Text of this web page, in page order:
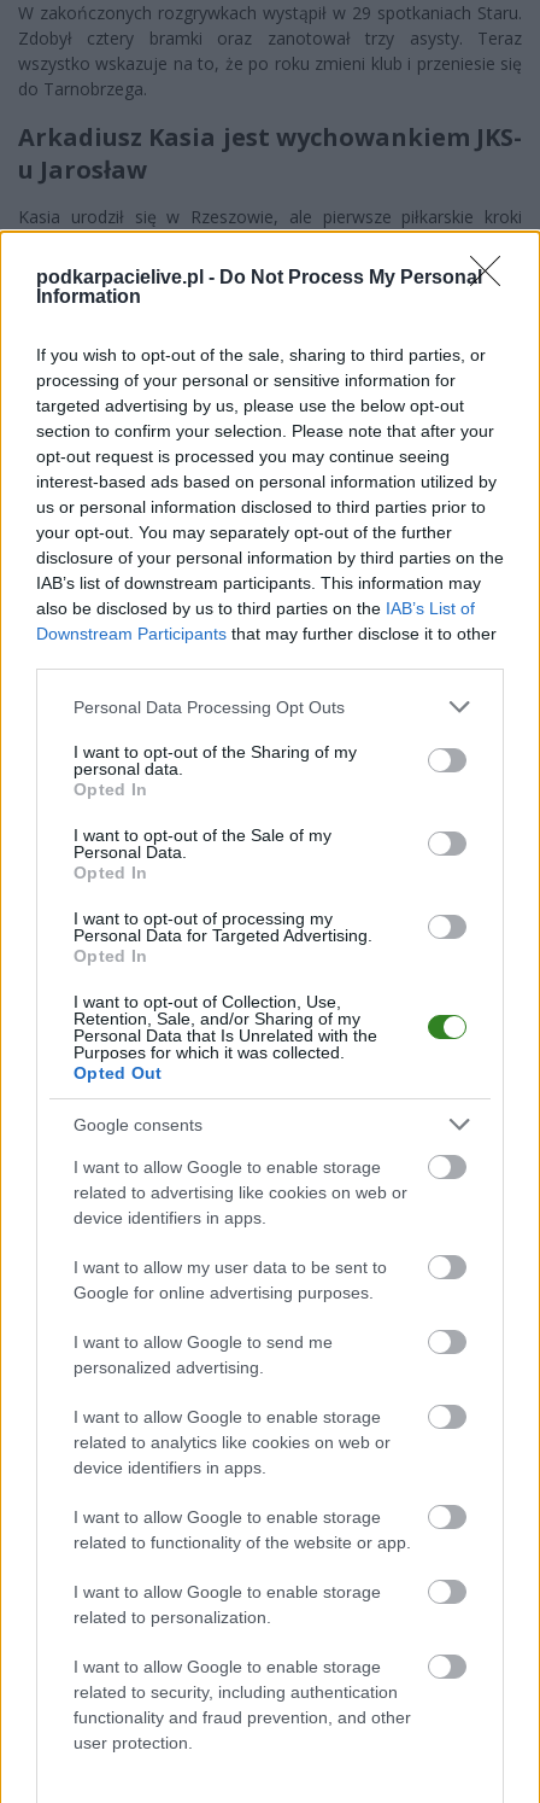
podkarpacielive.pl - Do Not Process My Personal
Information
If you wish to opt-out of the sale, sharing to third parties, or
processing of your personal or sensitive information for
targeted advertising by us, please use the below opt-out
section to confirm your selection. Please note that after your
opt-out request is processed you may continue seeing
interest-based ads based on personal information utilized by
us or personal information disclosed to third parties prior to
your opt-out. You may separately opt-out of the further
disclosure of your personal information by third parties on the
IAB’s list of downstream participants. This information may
also be disclosed by us to third parties on the IAB’s List of
Downstream Participants that may further disclose it to other
Please note that this website/app uses one or more Google
not limited to your visit or usage behaviour. You may click to
grant or deny consent to Google and its third-party tags to
use your data for below specified purposes in below Google
consent section.
Personal Data Processing Opt Outs
I want to opt-out of the Sharing of my
personal data.
Opted In
I want to opt-out of the Sale of my
Personal Data.
Opted In
I want to opt-out of processing my
Personal Data for Targeted Advertising.
Opted In
I want to opt-out of Collection, Use,
Retention, Sale, and/or Sharing of my
Personal Data that Is Unrelated with the
Purposes for which it was collected.
Opted Out
Google consents
I want to allow Google to enable storage
related to advertising like cookies on web or
device identifiers in apps.
I want to allow my user data to be sent to
Google for online advertising purposes.
I want to allow Google to send me
personalized advertising.
I want to allow Google to enable storage
related to analytics like cookies on web or
device identifiers in apps.
I want to allow Google to enable storage
related to functionality of the website or app.
I want to allow Google to enable storage
related to personalization.
I want to allow Google to enable storage
related to security, including authentication
functionality and fraud prevention, and other
user protection.
W zakończonych rozgrywkach wystąpił w 29 spotkaniach Staru.
Zdobył cztery bramki oraz zanotował trzy asysty. Teraz
wszystko wskazuje na to, że po roku zmieni klub i przeniesie się
do Tarnobrzega.
Arkadiusz Kasia jest wychowankiem JKS-
u Jarosław
Kasia urodził się w Rzeszowie, ale pierwsze piłkarskie kroki
młodzieżowych Wisły Kraków, w których spędził pięć sezonów.
cztery lata, z niespełna roczną przerwą na grę w Podhalu Nowy
Targ.
W sezonie 2024/2025 rozegrał 30 spotkań w Betclic 3 lidze,
zdobywając sześć bramek i notując jedną asystę. Latem 2025
roku przebywał również na testach w Warcie Poznań, ale
ostatecznie podpisał kontrakt ze Starem Starachowice.
Kolejnym klubem w jego karierze ma być Siarka Tarnobrzeg.
CZYTAJ TAKŻE
2026-06-18 23:36
Arkadiusz Kasia
oficjalnie w Siarce
Tarnobrzeg
2026-08-09 09:20
meczu Wisłoka - JKS:
Znowu tracimy
mamy problem
Były pomocnik JKS-u
Jarosław oficjalnie w
nowym klubie
KOMENTARZE
Uwaga!
Teraz komentarze są domyślnie ukryte, aby poprawić
„Zobacz komentarze”, aby je wyświetlić i dołączyć do
dyskusji.
Zobacz komentarze
NASTĘPNY ARTYKUŁ
2026-06-17 20:14
Sokół Sieniawa i Strug Tyczyn w finale
Asseco Resovia| Developres Rzeszów |ITA TOOLS Stal Mielec
Cellfast Wilki Krosno|Texom Stal Rzeszów|Stal Mielec
Motor Lublin|Stal Rzeszów| Stal Stalowa Wola|Wisła Kraków
Resovia|Wieczysta Kraków